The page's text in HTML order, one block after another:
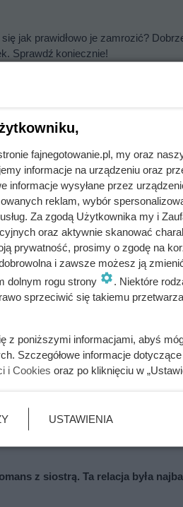
jak prawidłowo je zamrozić?
Sprawdź koniecznie!
tak! A jak to zrobić dobrze? W tym
cukinii.
każdym filmie. Przekleństwo
podczas podróży poślubnej. Powód
z siostrą. Ta relacja była
fajnegotowanie.pl, my oraz
informacje na urządzeniu oraz
informacje wysyłane przez
reklam, wybór
Za zgodą Użytkownika my i
oraz aktywnie skanować
prywatność, prosimy o zgodę na
i zawsze możesz ją
dolnym rogu strony
. Niektóre
sprzeciwić się takiemu
z poniższymi informacjami, abyś
Szczegółowe informacje
i Cookies oraz po kliknięciu w
USTAWIENIA